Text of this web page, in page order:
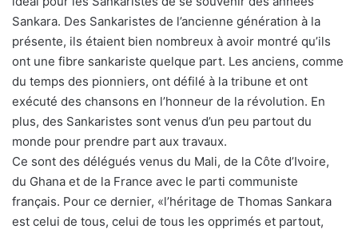
Sankara. Des Sankaristes de l’ancienne génération à la
présente, ils étaient bien nombreux à avoir montré qu’ils
ont une fibre sankariste quelque part. Les anciens, comme
du temps des pionniers, ont défilé à la tribune et ont
exécuté des chansons en l’honneur de la révolution. En
plus, des Sankaristes sont venus d’un peu partout du
monde pour prendre part aux travaux.
Ce sont des délégués venus du Mali, de la Côte d’Ivoire,
du Ghana et de la France avec le parti communiste
français. Pour ce dernier, «l’héritage de Thomas Sankara
est celui de tous, celui de tous les opprimés et partout,